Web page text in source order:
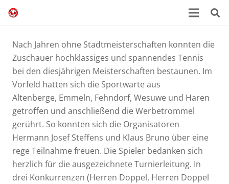
Nach Jahren ohne Stadtmeisterschaften konnten die
Zuschauer hochklassiges und spannendes Tennis
bei den diesjährigen Meisterschaften bestaunen. Im
Vorfeld hatten sich die Sportwarte aus
Altenberge, Emmeln, Fehndorf, Wesuwe und Haren
getroffen und anschließend die Werbetrommel
gerührt. So konnten sich die Organisatoren
Hermann Josef Steffens und Klaus Bruno über eine
rege Teilnahme freuen. Die Spieler bedanken sich
herzlich für die ausgezeichnete Turnierleitung. In
drei Konkurrenzen (Herren Doppel, Herren Doppel